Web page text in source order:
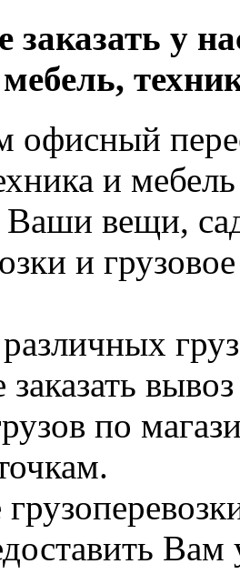
у
офисный
и
Ваши вещи,
и
по
Вам